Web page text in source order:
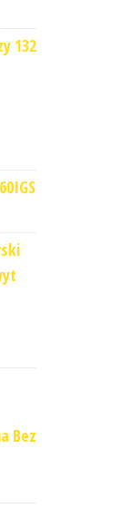
132
Bez